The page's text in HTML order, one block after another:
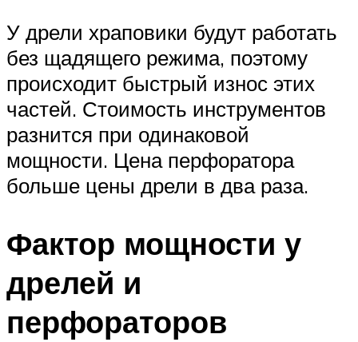
У дрели храповики будут работать
без щадящего режима, поэтому
происходит быстрый износ этих
частей. Стоимость инструментов
разнится при одинаковой
мощности. Цена перфоратора
больше цены дрели в два раза.
Фактор мощности у
дрелей и
перфораторов